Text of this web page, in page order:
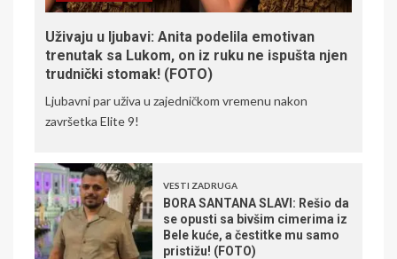
Uživaju u ljubavi: Anita podelila emotivan
trenutak sa Lukom, on iz ruku ne ispušta njen
trudnički stomak! (FOTO)
Ljubavni par uživa u zajedničkom vremenu nakon
završetka Elite 9!
VESTI ZADRUGA
BORA SANTANA SLAVI: Rešio da
se opusti sa bivšim cimerima iz
Bele kuće, a čestitke mu samo
pristižu! (FOTO)